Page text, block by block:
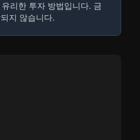
리한 투자 방법입니다. 금
지 않습니다.